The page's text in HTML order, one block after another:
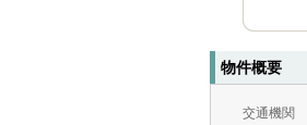
物件概要
交通機関